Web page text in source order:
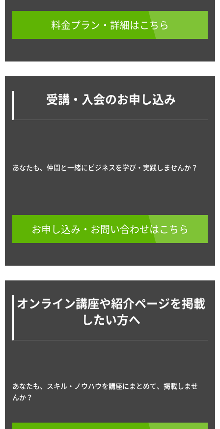
料金プラン・詳細はこちら
受講・入会のお申し込み
あなたも、仲間と一緒にビジネスを学び・実践しませんか？
お申し込み・お問い合わせはこちら
オンライン講座や紹介ページを掲載
したい方へ
あなたも、スキル・ノウハウを講座にまとめて、掲載しませ
んか？